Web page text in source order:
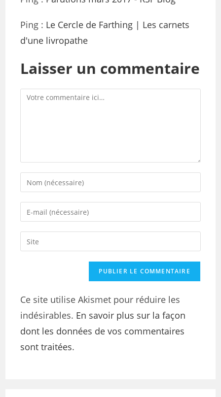
Ping : Le Cercle de Farthing | Les carnets
d'une livropathe
Laisser un commentaire
Ce site utilise Akismet pour réduire les
indésirables. En savoir plus sur la façon
dont les données de vos commentaires
sont traitées.